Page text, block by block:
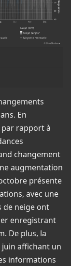
En
par rapport à
changement
augmentation
présente
avec une
de neige ont
enregistrant
De plus, la
affichant un
informations